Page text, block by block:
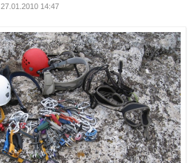
, 27.01.2010 14:47